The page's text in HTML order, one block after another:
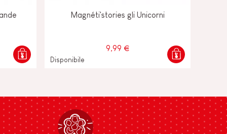
Magnéti'stories gli Unicorni
9,99 €
Disponibile